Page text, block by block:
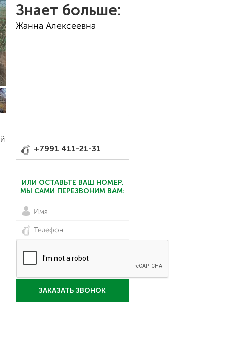
Знает больше:
Жанна Алексеевна
+7991 411-21-31
ИЛИ ОСТАВЬТЕ ВАШ НОМЕР,
МЫ САМИ ПЕРЕЗВОНИМ ВАМ:
ЗАКАЗАТЬ ЗВОНОК